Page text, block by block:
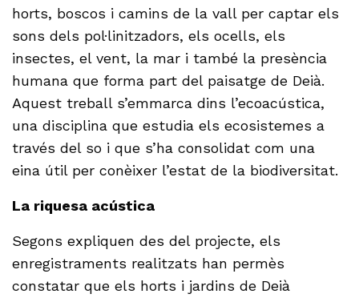
horts, boscos i camins de la vall per captar els
sons dels pol·linitzadors, els ocells, els
insectes, el vent, la mar i també la presència
humana que forma part del paisatge de Deià.
Aquest treball s’emmarca dins l’ecoacústica,
una disciplina que estudia els ecosistemes a
través del so i que s’ha consolidat com una
eina útil per conèixer l’estat de la biodiversitat.
La riquesa acústica
Segons expliquen des del projecte, els
enregistraments realitzats han permès
constatar que els horts i jardins de Deià